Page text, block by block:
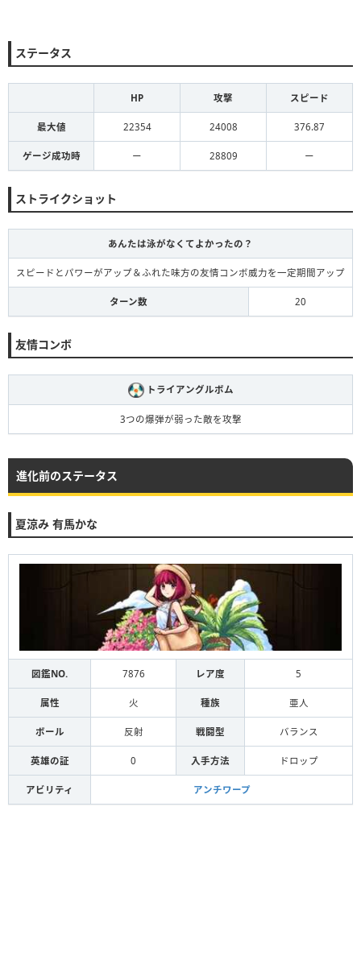
ステータス
HP 攻撃 スピード
最大値 22354 24008 376.87
ゲージ成功時 ー 28809 ー
ストライクショット
あんたは泳がなくてよかったの？
スピードとパワーがアップ＆ふれた味方の友情コンボ威力を一定期間アップ
ターン数 20
友情コンボ
トライアングルボム
3つの爆弾が弱った敵を攻撃
進化前のステータス
夏涼み 有馬かな
図鑑NO. 7876 レア度 5
属性 火 種族 亜人
ボール 反射 戦闘型 バランス
英雄の証 0 入手方法 ドロップ
アビリティ アンチワープ